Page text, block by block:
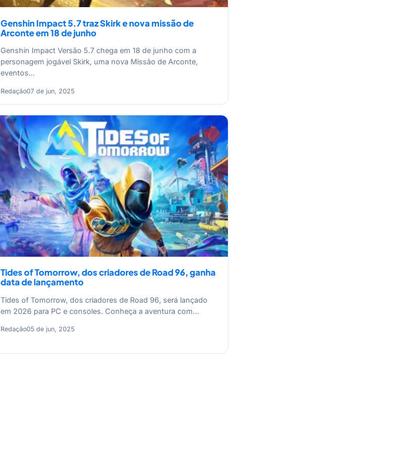
Genshin Impact 5.7 traz Skirk e nova missão de
Arconte em 18 de junho
Genshin Impact Versão 5.7 chega em 18 de junho com a
personagem jogável Skirk, uma nova Missão de Arconte,
eventos…
Redação07 de jun, 2025
Tides of Tomorrow, dos criadores de Road 96, ganha
data de lançamento
Tides of Tomorrow, dos criadores de Road 96, será lançado
em 2026 para PC e consoles. Conheça a aventura com…
Redação05 de jun, 2025